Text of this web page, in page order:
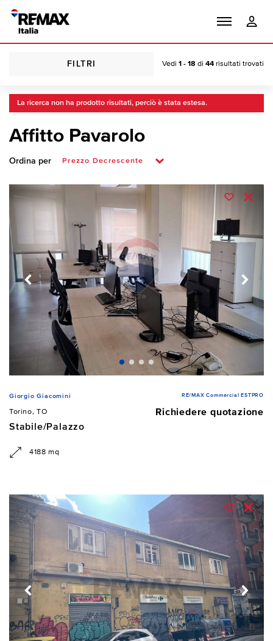
FILTRI Vedi 1 - 18 di 44risultati trovati
La ricerca non ha prodotto risultati, perciò è stata estesa.
Affitto Pavarolo
Ordina per
Giorgio Giacomini RE/MAX Commercial ESTPRO
Torino, TO
Richiedere quotazione
Stabile/Palazzo
4188 mq